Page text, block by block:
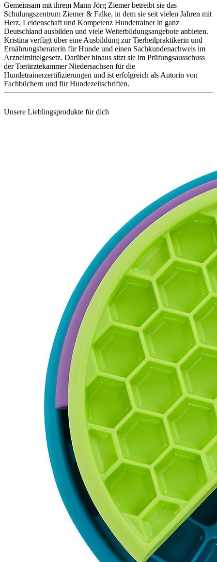
Gemeinsam mit ihrem Mann Jörg Ziemer betreibt sie das
Schulungszentrum Ziemer & Falke, in dem sie seit vielen Jahren mit
Herz, Leidenschaft und Kompetenz Hundetrainer in ganz
Deutschland ausbilden und viele Weiterbildungsangebote anbieten.
Kristina verfügt über eine Ausbildung zur Tierheilpraktikerin und
Ernährungsberaterin für Hunde und einen Sachkundenachweis im
Arzneimittelgesetz. Darüber hinaus sitzt sie im Prüfungsausschuss
der Tierärztekammer Niedersachsen für die
Hundetrainerzertifizierungen und ist erfolgreich als Autorin von
Fachbüchern und für Hundezeitschriften.
Unsere Lieblingsprodukte für dich